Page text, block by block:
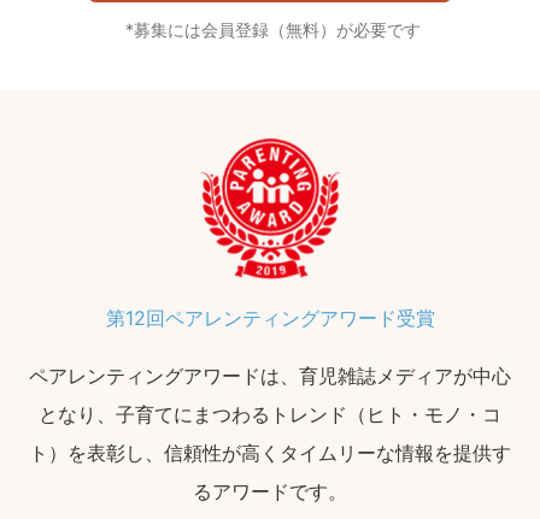
募集には会員登録（無料）が必要です
第12回ペアレンティングアワード受賞
ペアレンティングアワードは、育児雑誌メディアが中心
となり、子育てにまつわるトレンド（ヒト・モノ・コ
ト）を表彰し、信頼性が高くタイムリーな情報を提供す
るアワードです。